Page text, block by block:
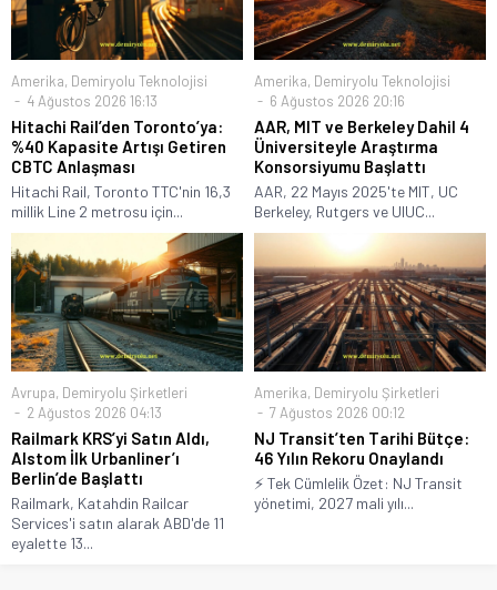
Amerika, Demiryolu Teknolojisi
4 Ağustos 2026 16:13
Hitachi Rail’den Toronto’ya:
%40 Kapasite Artışı Getiren
CBTC Anlaşması
Hitachi Rail, Toronto TTC'nin 16,3
millik Line 2 metrosu için...
Amerika, Demiryolu Teknolojisi
6 Ağustos 2026 20:16
AAR, MIT ve Berkeley Dahil 4
Üniversiteyle Araştırma
Konsorsiyumu Başlattı
AAR, 22 Mayıs 2025'te MIT, UC
Berkeley, Rutgers ve UIUC...
Avrupa, Demiryolu Şirketleri
2 Ağustos 2026 04:13
Railmark KRS’yi Satın Aldı,
Alstom İlk Urbanliner’ı
Berlin’de Başlattı
Railmark, Katahdin Railcar
Services'i satın alarak ABD'de 11
eyalette 13...
Amerika, Demiryolu Şirketleri
7 Ağustos 2026 00:12
NJ Transit’ten Tarihi Bütçe:
46 Yılın Rekoru Onaylandı
⚡ Tek Cümlelik Özet: NJ Transit
yönetimi, 2027 mali yılı...